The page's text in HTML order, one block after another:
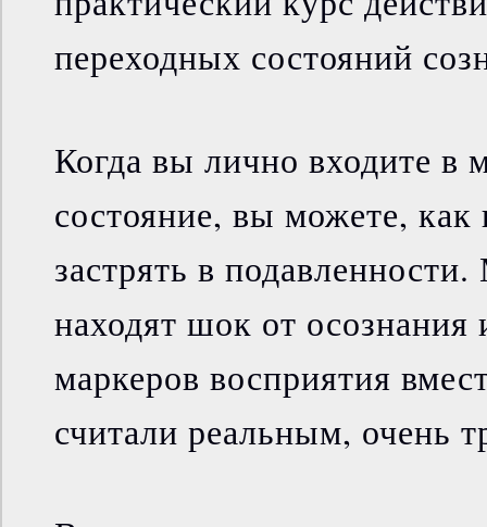
переходных состояний
Когда вы лично входите в
состояние, вы можете,
застрять в
находят шок от осознания
маркеров восприятия
считали реальным, очень